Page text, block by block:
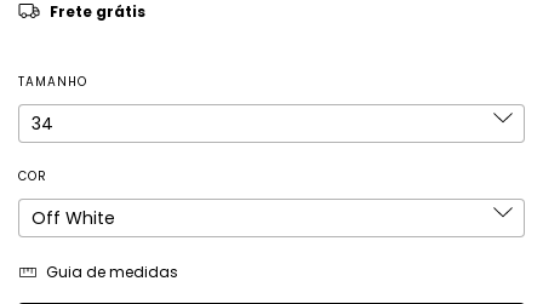
Frete grátis
TAMANHO
COR
Guia de medidas